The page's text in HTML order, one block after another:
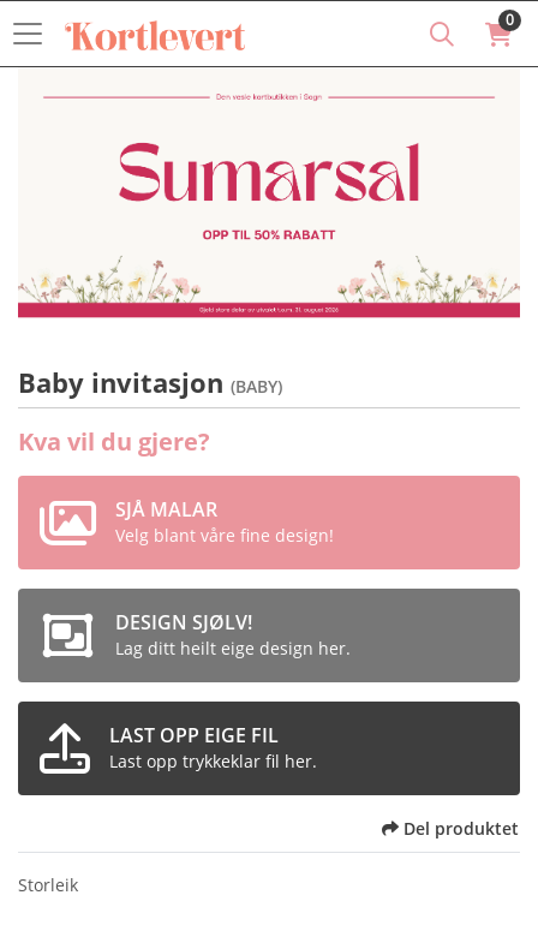
0
Baby invitasjon (BABY)
Kva vil du gjere?
SJÅ MALAR
Velg blant våre fine design!
DESIGN SJØLV!
Lag ditt heilt eige design her.
LAST OPP EIGE FIL
Last opp trykkeklar fil her.
Del produktet
Storleik